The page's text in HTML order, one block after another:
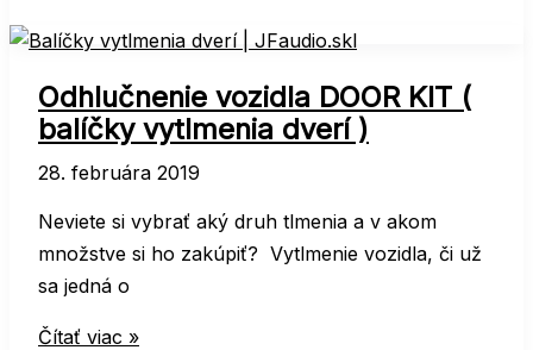
–
reproduktory
Odhlučnenie vozidla DOOR KIT (
balíčky vytlmenia dverí )
28. februára 2019
Neviete si vybrať aký druh tlmenia a v akom
množstve si ho zakúpiť? Vytlmenie vozidla, či už
sa jedná o
Odhlučnenie
Čítať viac »